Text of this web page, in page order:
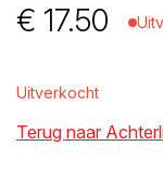
€ 17.50
Uitverkocht
Terug naar